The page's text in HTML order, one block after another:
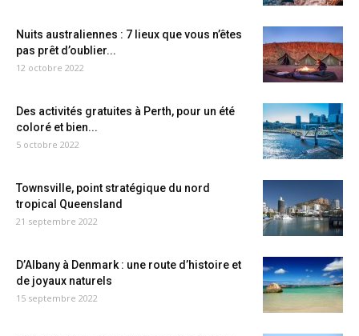
Nuits australiennes : 7 lieux que vous n’êtes
pas prêt d’oublier...
12 octobre 2022
Des activités gratuites à Perth, pour un été
coloré et bien...
5 octobre 2022
Townsville, point stratégique du nord
tropical Queensland
21 septembre 2022
D’Albany à Denmark : une route d’histoire et
de joyaux naturels
15 septembre 2022